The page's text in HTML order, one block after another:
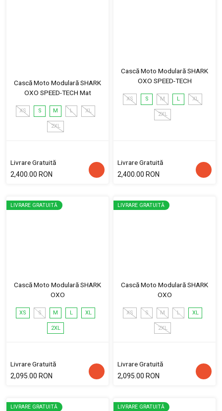
Cască Moto Modulară SHARK
OXO SPEED-TECH Mat
XS S M L XL
2XL
Livrare Gratuită
2,400.00 RON
Cască Moto Modulară SHARK
OXO SPEED-TECH
XS S M L XL
2XL
Livrare Gratuită
2,400.00 RON
LIVRARE GRATUITĂ
Cască Moto Modulară SHARK
OXO
XS S M L XL
2XL
Livrare Gratuită
2,095.00 RON
LIVRARE GRATUITĂ
Cască Moto Modulară SHARK
OXO
XS S M L XL
2XL
Livrare Gratuită
2,095.00 RON
LIVRARE GRATUITĂ LIVRARE GRATUITĂ